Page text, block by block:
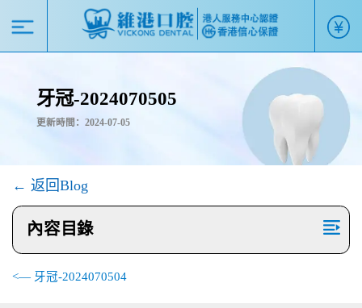
牙冠-2024070505
更新時間：2024-07-05
← 返回Blog
內容目錄
<— 牙冠-2024070504